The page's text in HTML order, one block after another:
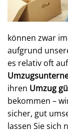
können zwar
aufgrund
es relativ oft
ihren Umzug
bekommen –
sicher, gut
lassen Sie sich